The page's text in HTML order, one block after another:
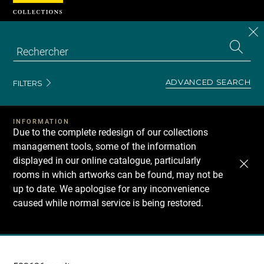
FILTERS ADVANCED SEARCH
INFORMATION
Due to the complete redesign of our collections
management tools, some of the information
displayed in our online catalogue, particularly
rooms in which artworks can be found, may not be
up to date. We apologise for any inconvenience
caused while normal service is being restored.
Recherche
Cookies management panel